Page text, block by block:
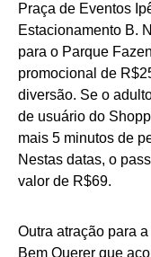
Praça de Eventos
Estacionamento B.
para o Parque
promocional de
diversão. Se o
de usuário do
mais 5 minutos de
Nestas datas, o
valor de R$69.
Outra atração para
Bem Querer que